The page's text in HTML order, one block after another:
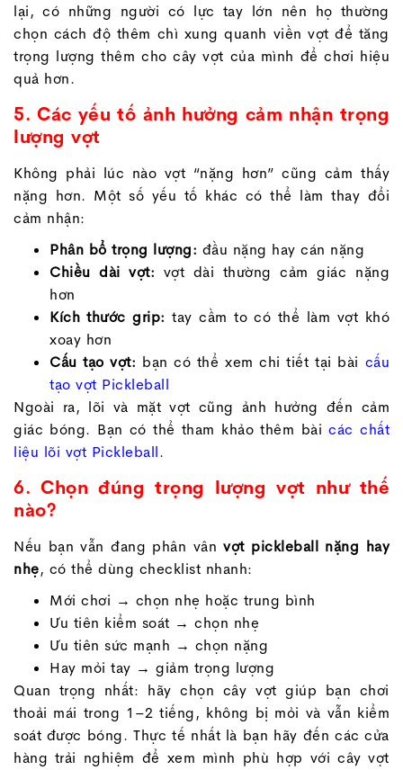
lại, có những người có lực tay lớn nên họ thường
chọn cách độ thêm chì xung quanh viền vợt để tăng
trọng lượng thêm cho cây vợt của mình để chơi hiệu
quả hơn.
5. Các yếu tố ảnh hưởng cảm nhận trọng
lượng vợt
Không phải lúc nào vợt “nặng hơn” cũng cảm thấy
nặng hơn. Một số yếu tố khác có thể làm thay đổi
cảm nhận:
Phân bổ trọng lượng: đầu nặng hay cán nặng
Chiều dài vợt: vợt dài thường cảm giác nặng
hơn
Kích thước grip: tay cầm to có thể làm vợt khó
xoay hơn
Cấu tạo vợt: bạn có thể xem chi tiết tại bài cấu
tạo vợt Pickleball
Ngoài ra, lõi và mặt vợt cũng ảnh hưởng đến cảm
giác bóng. Bạn có thể tham khảo thêm bàicác chất
liệu lõi vợt Pickleball.
6. Chọn đúng trọng lượng vợt như thế
nào?
Nếu bạn vẫn đang phân vânvợt pickleball nặng hay
nhẹ, có thể dùng checklist nhanh:
Mới chơi → chọn nhẹ hoặc trung bình
Ưu tiên kiểm soát → chọn nhẹ
Ưu tiên sức mạnh → chọn nặng
Hay mỏi tay → giảm trọng lượng
Quan trọng nhất: hãy chọn cây vợt giúp bạn chơi
thoải mái trong 1–2 tiếng, không bị mỏi và vẫn kiểm
soát được bóng. Thực tế nhất là bạn hãy đến các cửa
hàng trải nghiệm để xem mình phù hợp với cây vợt